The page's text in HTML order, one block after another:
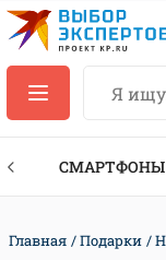
СМАРТФОНЫ
Главная Подарки